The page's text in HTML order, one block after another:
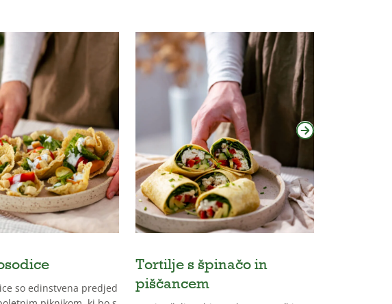
so edinstvena predjed
Tortilje s špinačo in
piščancem